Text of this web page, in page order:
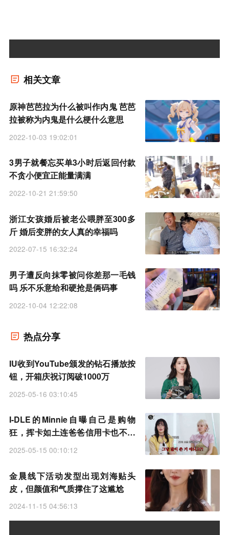
相关文章
原神芭芭拉为什么被叫作内鬼 芭芭
拉被称为内鬼是什么梗什么意思
2022-10-03 19:02:01
3男子就餐忘买单3小时后返回付款
不贪小便宜正能量满满
2022-10-21 21:59:50
浙江女孩婚后被老公喂胖至300多
斤 婚后变胖的女人真的幸福吗
2022-07-15 16:32:24
男子遭反向抹零被问你差那一毛钱
吗 乐不乐意给和硬抢是俩码事
2022-10-04 12:22:08
热点分享
IU收到YouTube颁发的钻石播放按
钮，开箱庆祝订阅破1000万
2025-05-16 03:10:45
I-DLE的Minnie自曝自己是购物
狂，挥卡如土连爸爸信用卡也不放
过
2025-05-15 00:10:12
金晨线下活动发型出现刘海贴头
皮，但颜值和气质撑住了这尴尬
2024-11-15 04:56:13